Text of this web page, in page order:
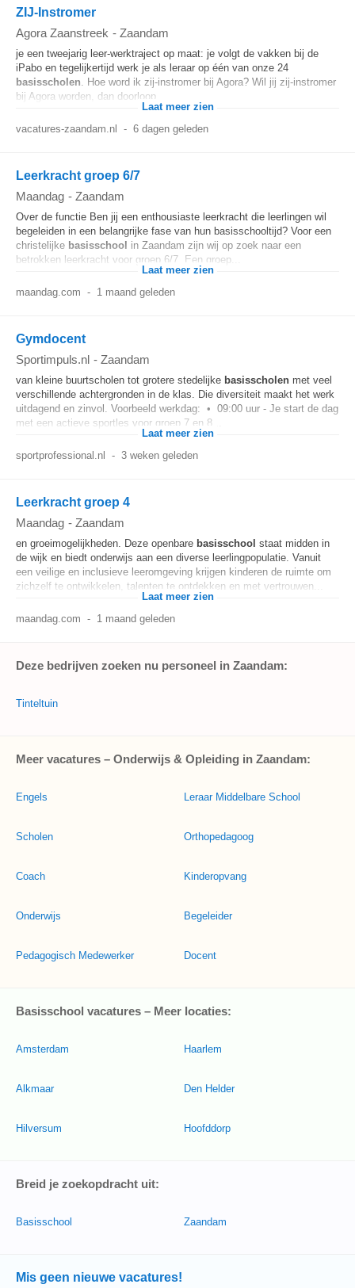
ZIJ-Instromer
Agora Zaanstreek - Zaandam
je een tweejarig leer-werktraject op maat: je volgt de vakken bij de
iPabo en tegelijkertijd werk je als leraar op één van onze 24
basisscholen. Hoe word ik zij-instromer bij Agora? Wil jij zij-instromer
bij Agora worden, dan doorloop...
Laat meer zien
vacatures-zaandam.nl - 6 dagen geleden
Leerkracht groep 6/7
Maandag - Zaandam
Over de functie Ben jij een enthousiaste leerkracht die leerlingen wil
begeleiden in een belangrijke fase van hun basisschooltijd? Voor een
christelijke basisschool in Zaandam zijn wij op zoek naar een
betrokken leerkracht voor groep 6/7. Een groep...
Laat meer zien
maandag.com - 1 maand geleden
Gymdocent
Sportimpuls.nl - Zaandam
van kleine buurtscholen tot grotere stedelijke basisscholen met veel
verschillende achtergronden in de klas. Die diversiteit maakt het werk
uitdagend en zinvol. Voorbeeld werkdag: • 09:00 uur - Je start de dag
met een actieve sportles voor groep 7 en 8...
Laat meer zien
sportprofessional.nl - 3 weken geleden
Leerkracht groep 4
Maandag - Zaandam
en groeimogelijkheden. Deze openbare basisschool staat midden in
de wijk en biedt onderwijs aan een diverse leerlingpopulatie. Vanuit
een veilige en inclusieve leeromgeving krijgen kinderen de ruimte om
zichzelf te ontwikkelen, talenten te ontdekken en met vertrouwen...
Laat meer zien
maandag.com - 1 maand geleden
Deze bedrijven zoeken nu personeel in Zaandam:
Tinteltuin
Meer vacatures – Onderwijs & Opleiding in Zaandam:
Engels
Scholen
Coach
Onderwijs
Pedagogisch Medewerker
Leraar Middelbare School
Orthopedagoog
Kinderopvang
Begeleider
Docent
Basisschool vacatures – Meer locaties:
Amsterdam
Alkmaar
Hilversum
Haarlem
Den Helder
Hoofddorp
Breid je zoekopdracht uit:
Basisschool Zaandam
Mis geen nieuwe vacatures!